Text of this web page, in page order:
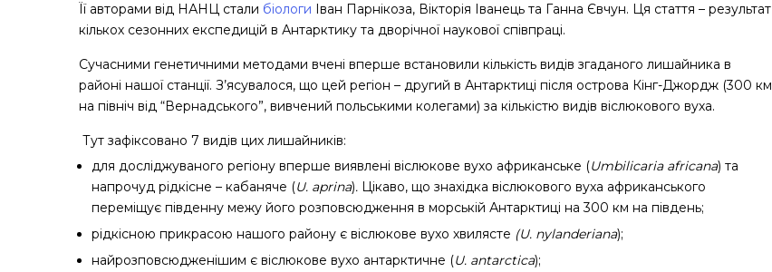
Її авторами від НАНЦ стали біологи Іван Парнікоза, Вікторія Іванець та Ганна Євчун. Ця стаття – результат
кількох сезонних експедицій в Антарктику та дворічної наукової співпраці.
Сучасними генетичними методами вчені вперше встановили кількість видів згаданого лишайника в
районі нашої станції. З’ясувалося, що цей регіон – другий в Антарктиці після острова Кінг-Джордж (300 км
на північ від “Вернадського”, вивчений польськими колегами) за кількістю видів віслюкового вуха.
Тут зафіксовано 7 видів цих лишайників:
для досліджуваного регіону вперше виявлені віслюкове вухо африканське (Umbilicaria africana) та
напрочуд рідкісне – кабаняче (U. aprina). Цікаво, що знахідка віслюкового вуха африканського
переміщує південну межу його розповсюдження в морській Антарктиці на 300 км на південь;
рідкісною прикрасою нашого району є віслюкове вухо хвилясте (U. nylanderiana);
найрозповсюдженішим є віслюкове вухо антарктичне (U. antarctica);